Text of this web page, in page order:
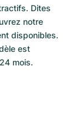
Dites
notre
disponibles.
est
mois.